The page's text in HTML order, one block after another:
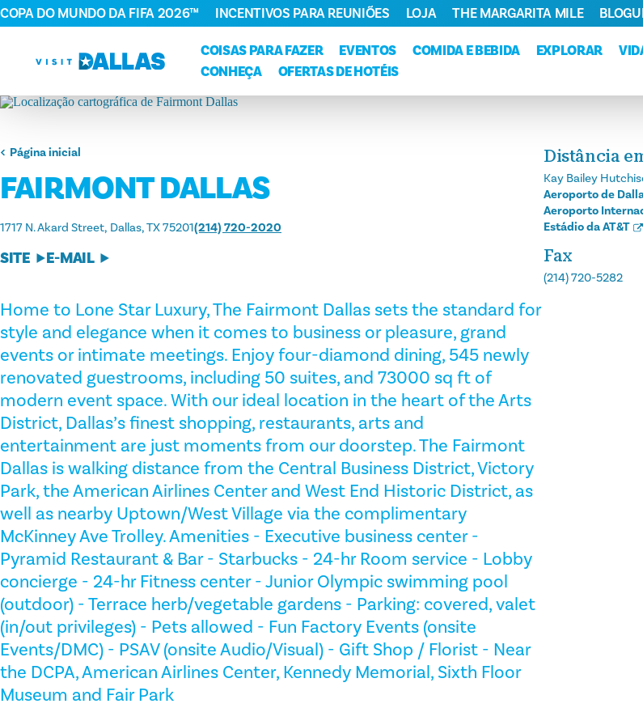
Ir diretamente para o conteúdo
COISAS PARA FAZER
EVENTOS COMIDA E BEBIDA EXPLORAR
CONHEÇA
OFERTAS DE HOTÉIS
COPA DO MUNDO DA FIFA 2026™ INCENTIVOS PARA REUNIÕES LOJA THE MARGARITA MILE
Página inicial
FAIRMONT DALLAS
1717 N. Akard Street Dallas, TX 75201(214) 720-2020
SITE E-MAIL
Home to Lone Star Luxury, The Fairmont Dallas sets the standard for
style and elegance when it comes to business or pleasure, grand
events or intimate meetings. Enjoy four-diamond dining, 545 newly
renovated guestrooms, including 50 suites, and 73000 sq ft of
modern event space. With our ideal location in the heart of the Arts
District, Dallas’s finest shopping, restaurants, arts and
entertainment are just moments from our doorstep. The Fairmont
Dallas is walking distance from the Central Business District, Victory
Park, the American Airlines Center and West End Historic District, as
well as nearby Uptown/West Village via the complimentary
McKinney Ave Trolley. Amenities - Executive business center -
Pyramid Restaurant & Bar - Starbucks - 24-hr Room service - Lobby
concierge - 24-hr Fitness center - Junior Olympic swimming pool
(outdoor) - Terrace herb/vegetable gardens - Parking: covered, valet
(in/out privileges) - Pets allowed - Fun Factory Events (onsite
Events/DMC) - PSAV (onsite Audio/Visual) - Gift Shop / Florist - Near
the DCPA, American Airlines Center, Kennedy Memorial, Sixth Floor
Museum and Fair Park
Distância
Kay Bailey
Aeroporto de
Aeroporto
Estádio da AT&T
Fax
(214) 720-5282